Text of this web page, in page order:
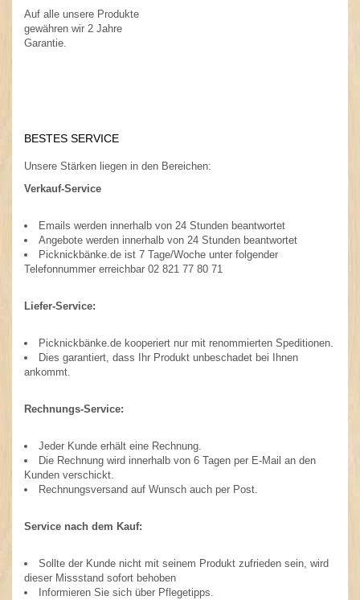
Auf alle unsere Produkte
gewähren wir 2 Jahre
Garantie.
BESTES SERVICE
Unsere Stärken liegen in den Bereichen:
Verkauf-Service
Emails werden innerhalb von 24 Stunden beantwortet
Angebote werden innerhalb von 24 Stunden beantwortet
Picknickbänke.de ist 7 Tage/Woche unter folgender
Telefonnummer erreichbar 02 821 77 80 71
Liefer-Service:
Picknickbänke.de kooperiert nur mit renommierten Speditionen.
Dies garantiert, dass Ihr Produkt unbeschadet bei Ihnen
ankommt.
Rechnungs-Service:
Jeder Kunde erhält eine Rechnung.
Die Rechnung wird innerhalb von 6 Tagen per E-Mail an den
Kunden verschickt.
Rechnungsversand auf Wunsch auch per Post.
Service nach dem Kauf:
Sollte der Kunde nicht mit seinem Produkt zufrieden sein, wird
dieser Missstand sofort behoben
Informieren Sie sich über Pflegetipps.